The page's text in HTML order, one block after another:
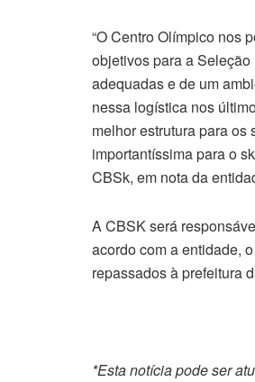
“O Centro Olímpico nos
objetivos para a
adequadas e de um
nessa logística nos
melhor estrutura para os
importantíssima para o
CBSk, em nota da
A CBSK será
acordo com a entidade,
repassados à prefeitura
*Esta notícia pode ser